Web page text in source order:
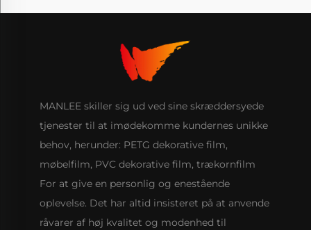
MANLEE skiller sig ud ved sine skræddersyede
tjenester til at imødekomme kundernes unikke
behov, herunder: PETG dekorative film,
møbelfilm, PVC dekorative film, trækornfilm
For at give en personlig og enestående
oplevelse. Det har altid insisteret på at anvende
råvarer af høj kvalitet og modenhed til